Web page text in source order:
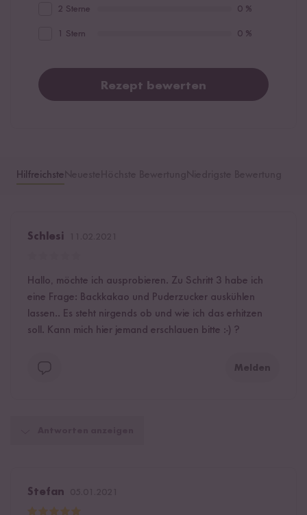
2 Sterne 0 %
1 Stern 0 %
Rezept bewerten
Hilfreichste
Schlesi
Hallo, möchte ich ausprobieren. Zu Schritt 3 habe ich
eine Frage: Backkakao und Puderzucker auskühlen
lassen.. Es steht nirgends ob und wie ich das erhitzen
soll. Kann mich hier jemand erschlauen bitte :-) ?
Melden
Stefan